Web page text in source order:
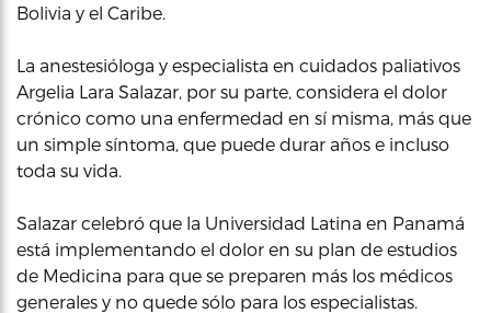
Bolivia y el Caribe.
La anestesióloga y especialista en cuidados paliativos
Argelia Lara Salazar, por su parte, considera el dolor
crónico como una enfermedad en sí misma, más que
un simple síntoma, que puede durar años e incluso
toda su vida.
Salazar celebró que la Universidad Latina en Panamá
está implementando el dolor en su plan de estudios
de Medicina para que se preparen más los médicos
generales y no quede sólo para los especialistas.